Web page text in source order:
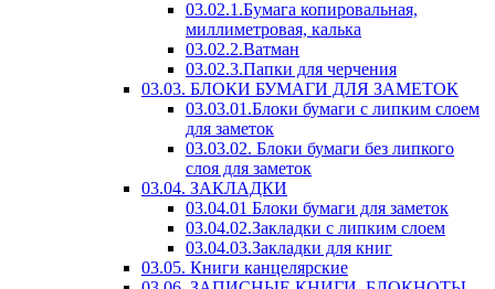
03.02.1.Бумага копировальная,
миллиметровая, калька
03.02.2.Ватман
03.02.3.Папки для черчения
03.03. БЛОКИ БУМАГИ ДЛЯ ЗАМЕТОК
03.03.01.Блоки бумаги с липким слоем
для заметок
03.03.02. Блоки бумаги без липкого
слоя для заметок
03.04. ЗАКЛАДКИ
03.04.01 Блоки бумаги для заметок
03.04.02.Закладки с липким слоем
03.04.03.Закладки для книг
03.05. Книги канцелярские